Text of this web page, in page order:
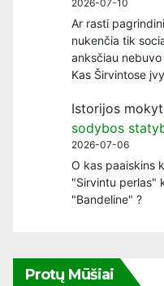
2026-07-10
Ar rasti
nukenčia tik
anksčiau
Kas Širvintose
Istorijos
sodybos
2026-07-06
O kas paaiskins
"Sirvintu perlas"
"Bandeline" ?
Protų Mūšiai